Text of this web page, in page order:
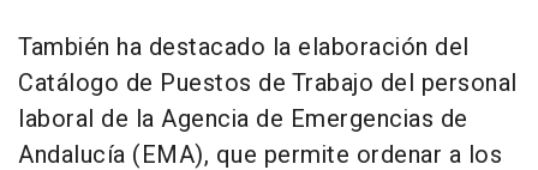
También ha destacado la elaboración del
Catálogo de Puestos de Trabajo del personal
laboral de la Agencia de Emergencias de
Andalucía (EMA), que permite ordenar a los